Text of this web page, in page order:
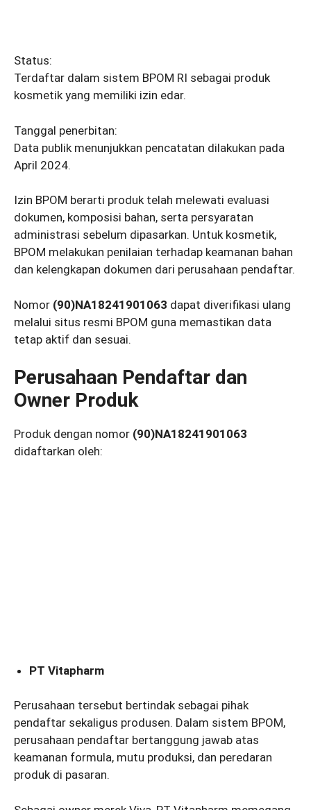
Status:
Terdaftar dalam sistem BPOM RI sebagai produk
kosmetik yang memiliki izin edar.
Tanggal penerbitan:
Data publik menunjukkan pencatatan dilakukan pada
April 2024.
Izin BPOM berarti produk telah melewati evaluasi
dokumen, komposisi bahan, serta persyaratan
administrasi sebelum dipasarkan. Untuk kosmetik,
BPOM melakukan penilaian terhadap keamanan bahan
dan kelengkapan dokumen dari perusahaan pendaftar.
Nomor (90)NA18241901063 dapat diverifikasi ulang
melalui situs resmi BPOM guna memastikan data
tetap aktif dan sesuai.
Perusahaan Pendaftar dan
Owner Produk
Produk dengan nomor (90)NA18241901063
didaftarkan oleh:
PT Vitapharm
Perusahaan tersebut bertindak sebagai pihak
pendaftar sekaligus produsen. Dalam sistem BPOM,
perusahaan pendaftar bertanggung jawab atas
keamanan formula, mutu produksi, dan peredaran
produk di pasaran.